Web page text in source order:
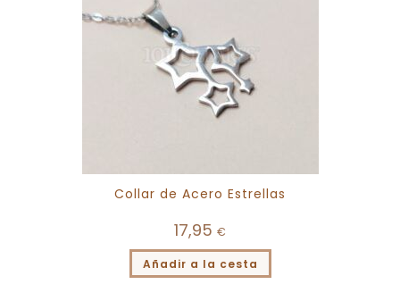
Collar de Acero Estrellas
17,95 €
Añadir a la cesta